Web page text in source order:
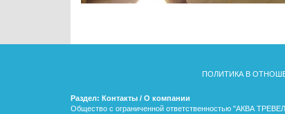
ПОЛИТИКА В
Раздел: Контакты / О компании
Общество с ограниченной ответственностью "АКВА